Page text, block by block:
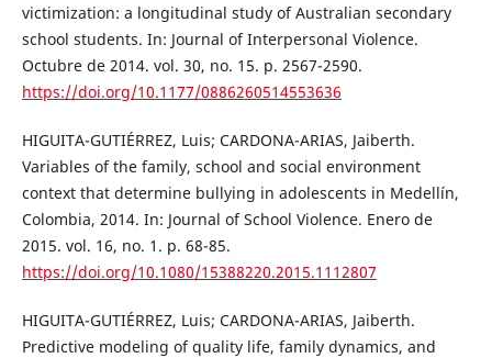
victimization: a longitudinal study of Australian secondary
school students. In: Journal of Interpersonal Violence.
Octubre de 2014. vol. 30, no. 15. p. 2567-2590.
https://doi.org/10.1177/0886260514553636
HIGUITA-GUTIÉRREZ, Luis; CARDONA-ARIAS, Jaiberth.
Variables of the family, school and social environment
context that determine bullying in adolescents in Medellín,
Colombia, 2014. In: Journal of School Violence. Enero de
2015. vol. 16, no. 1. p. 68-85.
https://doi.org/10.1080/15388220.2015.1112807
HIGUITA-GUTIÉRREZ, Luis; CARDONA-ARIAS, Jaiberth.
Predictive modeling of quality life, family dynamics, and